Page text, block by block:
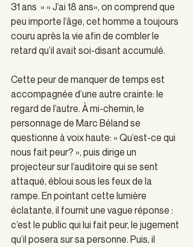
31 ans  » « J’ai 18 ans», on comprend que
peu importe l’âge, cet homme a toujours
couru après la vie afin de combler le
retard qu’il avait soi-disant accumulé.
Cette peur de manquer de temps est
accompagnée d’une autre crainte: le
regard de l’autre. À mi-chemin, le
personnage de Marc Béland se
questionne à voix haute: « Qu’est-ce qui
nous fait peur? », puis dirige un
projecteur sur l’auditoire qui se sent
attaqué, ébloui sous les feux de la
rampe. En pointant cette lumière
éclatante, il fournit une vague réponse :
c’est le public qui lui fait peur, le jugement
qu’il posera sur sa personne. Puis, il